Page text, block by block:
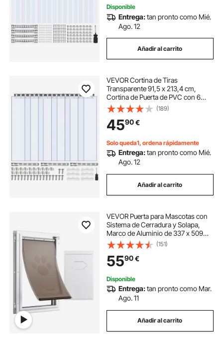
Disponible
Entrega:tan pronto como Mié.
Ago. 12
Añadir al carrito
VEVOR Cortina de Tiras
Transparente 91,5 x 213,4 cm,
Cortina de Puerta de PVC con 6
Tiras de Plástico Espesor de 2 mm,
para Puerta de Congelador,
Almacén, Refrigerador de
Supermercado, Garajes
(189)
4590€
Solo queda1, ordena rápidamente
Entrega:tan pronto como Mié.
Ago. 12
Añadir al carrito
VEVOR Puerta para Mascotas con
Sistema de Cerradura y Solapa,
Marco de Aluminio de 337 x 509
mm, Puerta para Mascotas para
Instalar en Puertas, Puerta de
Mascotas para Perritos y Gatitos,
Blanca, L
(151)
5590€
Disponible
Entrega:tan pronto como Mar.
Ago. 11
Añadir al carrito